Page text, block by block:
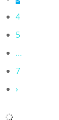
4
5
…
7
›